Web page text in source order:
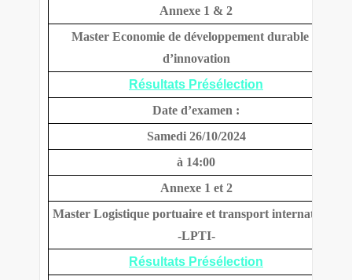
Annexe 1 & 2
Master Economie de développement durable et
d’innovation
Résultats Présélection
Date d’examen :
Samedi 26/10/2024
à 14:00
Annexe 1 et 2
Master Logistique portuaire et transport international
-LPTI-
Résultats Présélection